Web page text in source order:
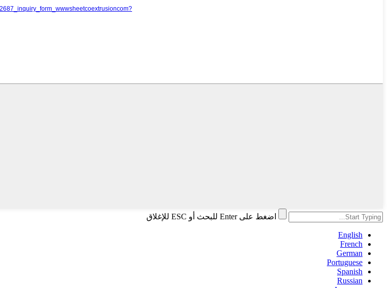
اضغط على Enter للبحث أو ESC للإغلاق
English
French
German
Portuguese
Spanish
Russian